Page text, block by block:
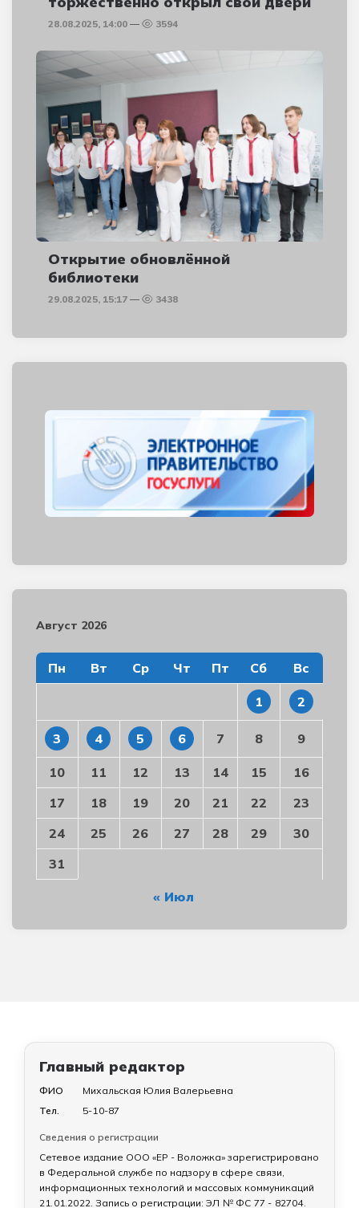
28.08.2025, 14:00 3594
Открытие обновлённой
библиотеки
29.08.2025, 15:17 3438
Август 2026
Пн Вт Ср Чт Пт Сб Вс
1 2
3 4 5 6 7 8 9
10 11 12 13 14 15
16
17
18 19 20 21 22
23
24
25 26 27 28 29
30
31
« Июл
Главный редактор
ФИО
Михальская Юлия Валерьевна
Тел.
5-10-87
Сведения о регистрации
Сетевое издание ООО «ЕР - Воложка» зарегистрировано
в Федеральной службе по надзору в сфере связи,
информационных технологий и массовых коммуникаций
21.01.2022 . Запись о регистрации: ЭЛ № ФС 77 - 82704.